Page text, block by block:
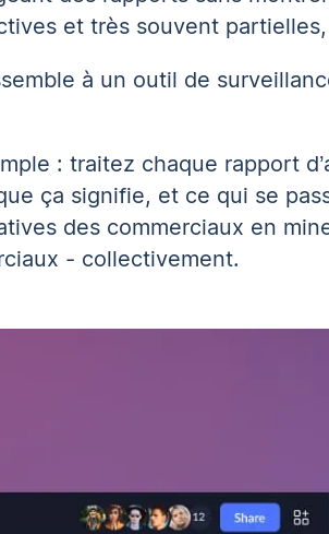
et très souvent
à un outil de
: traitez chaque rapport
ça signifie, et ce qui se
des commerciaux en
- collectivement.